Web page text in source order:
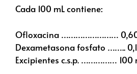
Cada 100 mL contiene:
Ofloxacina ……………………
Dexametasona fosfato ……..
Excipientes c.s.p. …………… 100